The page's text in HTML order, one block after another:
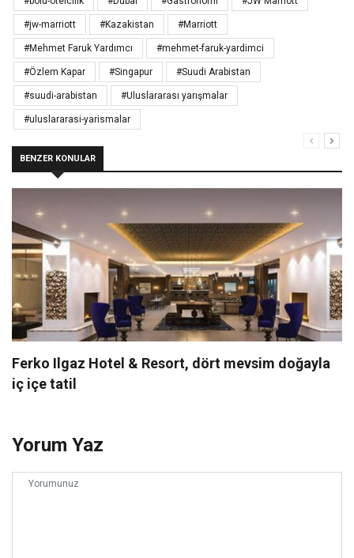
#jw-marriott #Kazakistan #Marriott
#Mehmet Faruk Yardımcı #mehmet-faruk-yardimci
#Özlem Kapar #Singapur #Suudi Arabistan
#suudi-arabistan #Uluslararası yarışmalar
#uluslararasi-yarismalar
BENZER KONULAR
Ferko Ilgaz Hotel & Resort, dört mevsim doğayla
iç içe tatil
Yorum Yaz